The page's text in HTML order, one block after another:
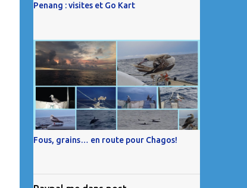
Penang : visites et Go Kart
Fous, grains… en route pour Chagos!